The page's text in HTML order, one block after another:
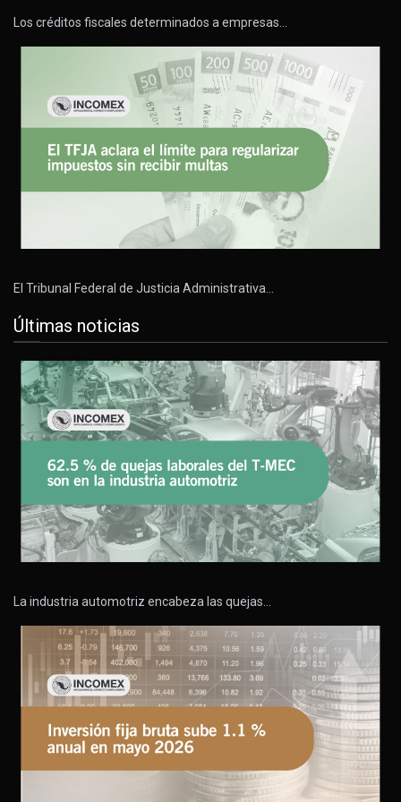
Los créditos fiscales determinados a empresas…
El Tribunal Federal de Justicia Administrativa…
Últimas noticias
La industria automotriz encabeza las quejas…